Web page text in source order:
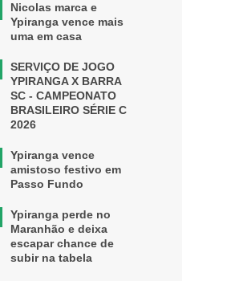
Nicolas marca e
Ypiranga vence mais
uma em casa
SERVIÇO DE JOGO
YPIRANGA X BARRA
SC - CAMPEONATO
BRASILEIRO SÉRIE C
2026
Ypiranga vence
amistoso festivo em
Passo Fundo
Ypiranga perde no
Maranhão e deixa
escapar chance de
subir na tabela